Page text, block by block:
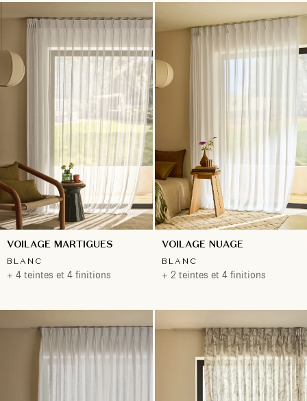
VOILAGE MARTIGUES
BLANC
+ 4 teintes et 4 finitions
VOILAGE NUAGE
BLANC
+ 2 teintes et 4 finitions